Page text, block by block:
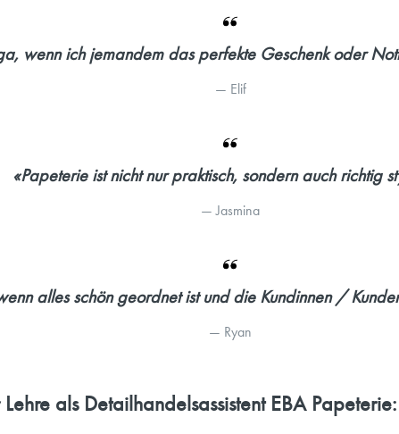
wenn ich jemandem das perfekte Geschenk oder
— Elif
«Papeterie ist nicht nur praktisch, sondern auch richtig
— Jasmina
alles schön geordnet ist und die Kundinnen /
— Ryan
als Detailhandelsassistent EBA Papeterie: